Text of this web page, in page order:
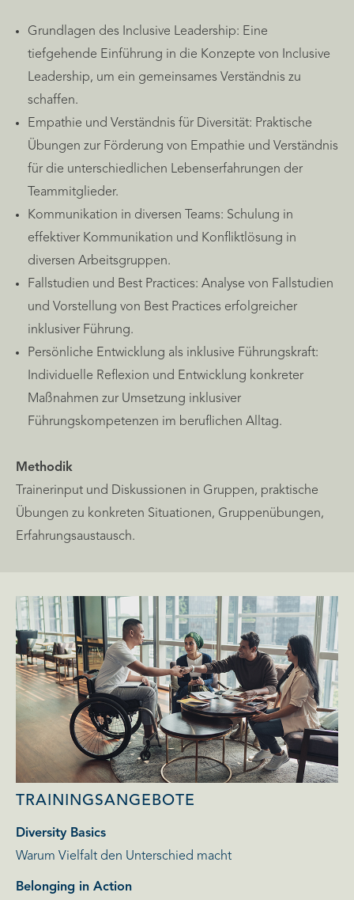
Grundlagen des Inclusive Leadership: Eine
tiefgehende Einführung in die Konzepte von Inclusive
Leadership, um ein gemeinsames Verständnis zu
schaffen.
Empathie und Verständnis für Diversität: Praktische
Übungen zur Förderung von Empathie und Verständnis
für die unterschiedlichen Lebenserfahrungen der
Teammitglieder.
Kommunikation in diversen Teams: Schulung in
effektiver Kommunikation und Konfliktlösung in
diversen Arbeitsgruppen.
Fallstudien und Best Practices: Analyse von Fallstudien
und Vorstellung von Best Practices erfolgreicher
inklusiver Führung.
Persönliche Entwicklung als inklusive Führungskraft:
Individuelle Reflexion und Entwicklung konkreter
Maßnahmen zur Umsetzung inklusiver
Führungskompetenzen im beruflichen Alltag.
Methodik
Trainerinput und Diskussionen in Gruppen, praktische
Übungen zu konkreten Situationen, Gruppenübungen,
Erfahrungsaustausch.
TRAININGSANGEBOTE
Diversity Basics
Warum Vielfalt den Unterschied macht
Belonging in Action